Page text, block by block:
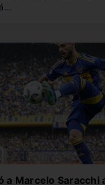
a Marcelo Saracchi